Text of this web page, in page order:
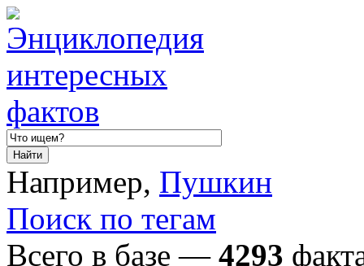
Например, Пушкин
Поиск по тегам
Всего в базе — 4293